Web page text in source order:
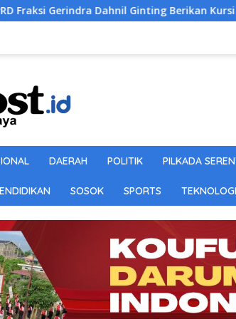
Dahnil Ginting Berikan Kursi Roda Baru
DAERAH POLITIK PILKADA
SOSOK SPORTS TEKNOLOGI